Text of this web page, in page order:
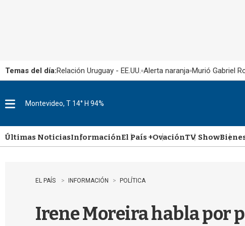
Temas del día:Relación Uruguay - EE.UU. Alerta naranja Murió Gabriel
u
Montevideo, T 14° H 94%
Últimas NoticiasInformaciónEl País +OvaciónTV Show
EL PAÍS INFORMACIÓN POLÍTICA
Irene Moreira habla por